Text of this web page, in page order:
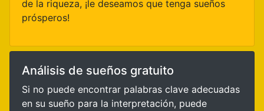
de la riqueza, ¡le deseamos que tenga sueños
prósperos!
Análisis de sueños gratuito
Si no puede encontrar palabras clave adecuadas
en su sueño para la interpretación, puede